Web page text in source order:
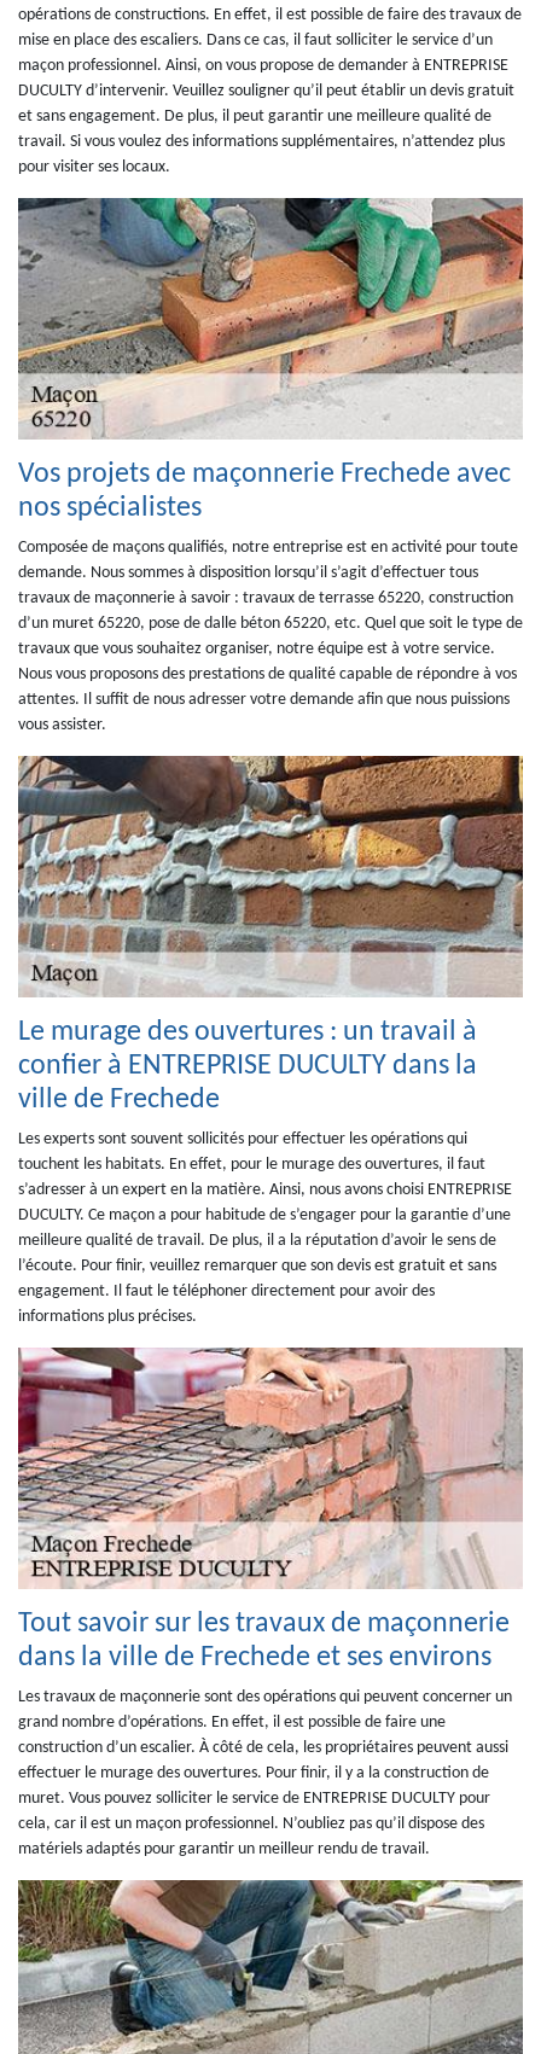
opérations de constructions. En effet, il est possible de faire des travaux de
mise en place des escaliers. Dans ce cas, il faut solliciter le service d’un
maçon professionnel. Ainsi, on vous propose de demander à ENTREPRISE
DUCULTY d’intervenir. Veuillez souligner qu’il peut établir un devis gratuit
et sans engagement. De plus, il peut garantir une meilleure qualité de
travail. Si vous voulez des informations supplémentaires, n’attendez plus
pour visiter ses locaux.
Vos projets de maçonnerie Frechede avec
nos spécialistes
Composée de maçons qualifiés, notre entreprise est en activité pour toute
demande. Nous sommes à disposition lorsqu’il s’agit d’effectuer tous
travaux de maçonnerie à savoir : travaux de terrasse 65220, construction
d’un muret 65220, pose de dalle béton 65220, etc. Quel que soit le type de
travaux que vous souhaitez organiser, notre équipe est à votre service.
Nous vous proposons des prestations de qualité capable de répondre à vos
attentes. Il suffit de nous adresser votre demande afin que nous puissions
vous assister.
Le murage des ouvertures : un travail à
confier à ENTREPRISE DUCULTY dans la
ville de Frechede
Les experts sont souvent sollicités pour effectuer les opérations qui
touchent les habitats. En effet, pour le murage des ouvertures, il faut
s’adresser à un expert en la matière. Ainsi, nous avons choisi ENTREPRISE
DUCULTY. Ce maçon a pour habitude de s’engager pour la garantie d’une
meilleure qualité de travail. De plus, il a la réputation d’avoir le sens de
l’écoute. Pour finir, veuillez remarquer que son devis est gratuit et sans
engagement. Il faut le téléphoner directement pour avoir des
informations plus précises.
Tout savoir sur les travaux de maçonnerie
dans la ville de Frechede et ses environs
Les travaux de maçonnerie sont des opérations qui peuvent concerner un
grand nombre d’opérations. En effet, il est possible de faire une
construction d’un escalier. À côté de cela, les propriétaires peuvent aussi
effectuer le murage des ouvertures. Pour finir, il y a la construction de
muret. Vous pouvez solliciter le service de ENTREPRISE DUCULTY pour
cela, car il est un maçon professionnel. N’oubliez pas qu’il dispose des
matériels adaptés pour garantir un meilleur rendu de travail.